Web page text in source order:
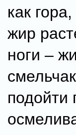
как
жир
ноги –
подойти